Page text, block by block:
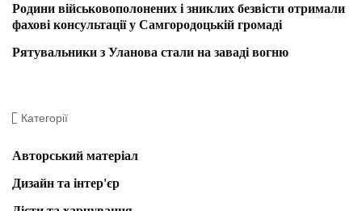
Родини військовополонених і зниклих безвісти отримали
фахові консультації у Самгородоцькій громаді
Рятувальники з Уланова стали на заваді вогню
Категорії
Авторський матеріал
Дизайн та інтер'єр